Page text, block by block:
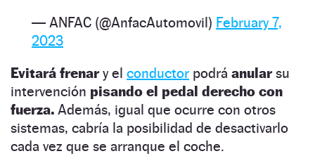
— ANFAC (@AnfacAutomovil) February 7,
2023
Evitará frenary el conductor podrá anularsu
intervención pisando el pedal derecho con
fuerza. Además, igual que ocurre con otros
sistemas, cabría la posibilidad de desactivarlo
cada vez que se arranque el coche.